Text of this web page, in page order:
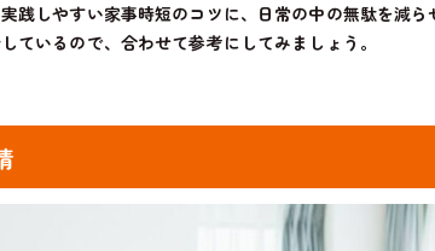
践しやすい家事時短のコツに、日常の中の無駄を減
ているので、合わせて参考にしてみましょう。